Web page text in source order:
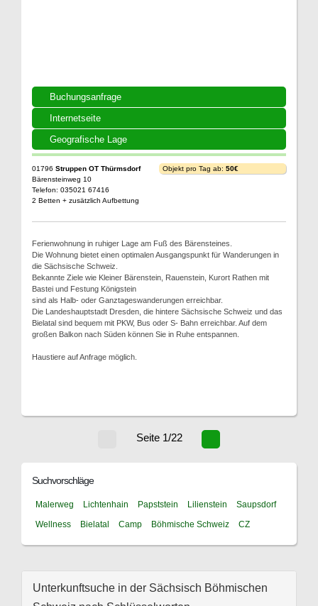
Buchungsanfrage
Internetseite
Geografische Lage
01796 Struppen OT Thürmsdorf
Bärensteinweg 10
Telefon: 035021 67416
2 Betten + zusätzlich Aufbettung
Objekt pro Tag ab: 50€
Ferienwohnung in ruhiger Lage am Fuß des Bärensteines.
Die Wohnung bietet einen optimalen Ausgangspunkt für Wanderungen in
die Sächsische Schweiz.
Bekannte Ziele wie Kleiner Bärenstein, Rauenstein, Kurort Rathen mit
Bastei und Festung Königstein
sind als Halb- oder Ganztageswanderungen erreichbar.
Die Landeshauptstadt Dresden, die hintere Sächsische Schweiz und das
Bielatal sind bequem mit PKW, Bus oder S- Bahn erreichbar. Auf dem
großen Balkon nach Süden können Sie in Ruhe entspannen.
Haustiere auf Anfrage möglich.
Seite 1/22
Suchvorschläge
Malerweg Lichtenhain Papststein Lilienstein
Saupsdorf
Wellness
Bielatal Camp Böhmische Schweiz CZ
Unterkunftsuche in der Sächsisch Böhmischen